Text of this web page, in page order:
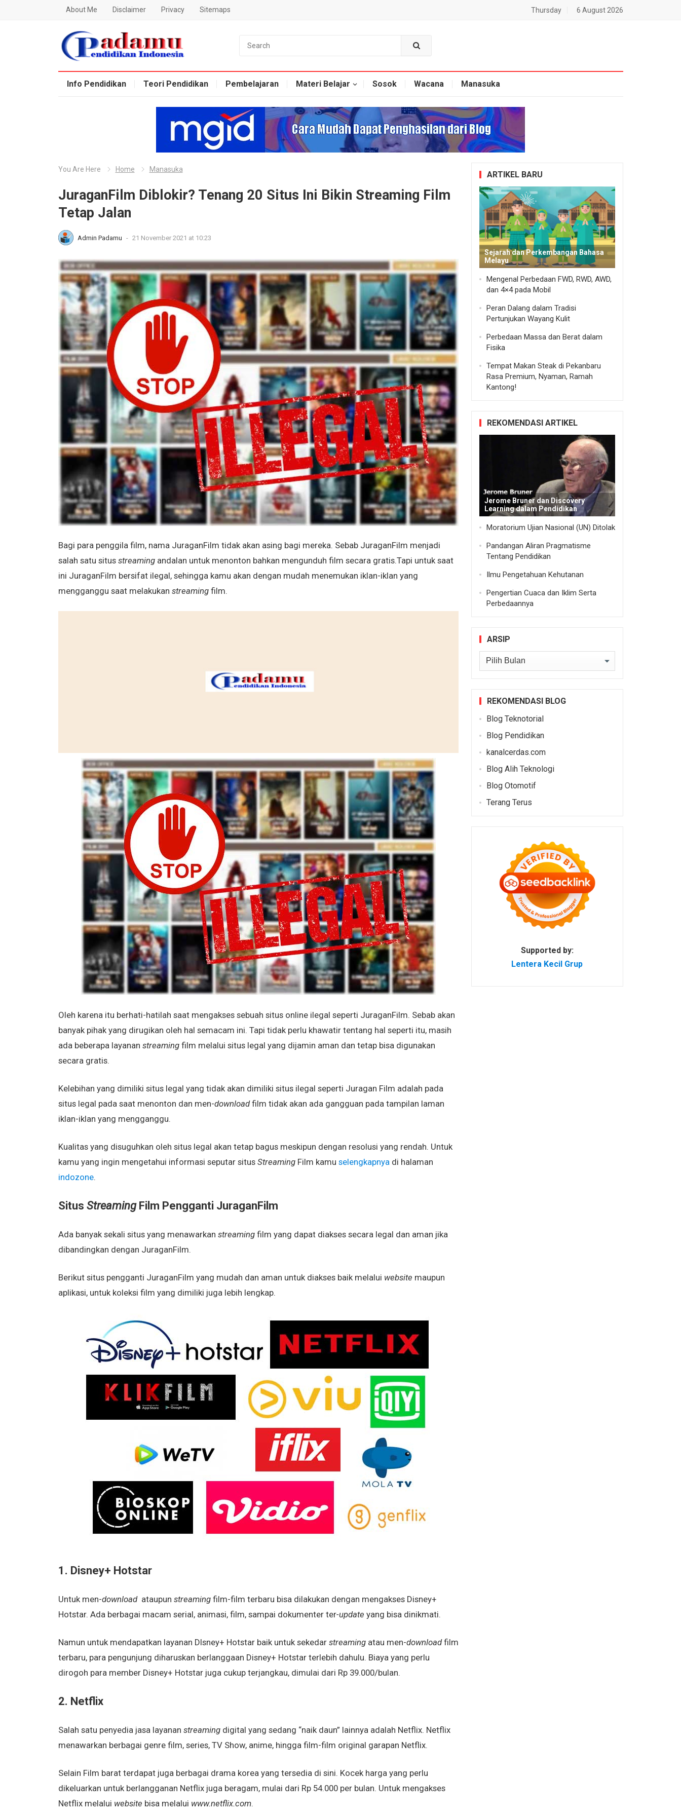
About Me Disclaimer Privacy Sitemaps Thursday 6 August 2026
Blog Padamu
Info Pendidikan
Teori Pendidikan Pembelajaran Materi Belajar Sosok Wacana Manasuka
You Are Here Home Manasuka
JuraganFilm Diblokir? Tenang 20 Situs Ini Bikin Streaming Film
Tetap Jalan
Admin Padamu - 21 November 2021 at 10:23
Bagi para penggila film, nama JuraganFilm tidak akan asing bagi mereka. Sebab JuraganFilm menjadi
salah satu situs streaming andalan untuk menonton bahkan mengunduh film secara gratis.Tapi untuk saat
ini JuraganFilm bersifat ilegal, sehingga kamu akan dengan mudah menemukan iklan-iklan yang
mengganggu saat melakukan streaming film.
Oleh karena itu berhati-hatilah saat mengakses sebuah situs online ilegal seperti JuraganFilm. Sebab akan
banyak pihak yang dirugikan oleh hal semacam ini. Tapi tidak perlu khawatir tentang hal seperti itu, masih
ada beberapa layanan streaming film melalui situs legal yang dijamin aman dan tetap bisa digunakan
secara gratis.
Kelebihan yang dimiliki situs legal yang tidak akan dimiliki situs ilegal seperti Juragan Film adalah pada
situs legal pada saat menonton dan men-downloadfilm tidak akan ada gangguan pada tampilan laman
iklan-iklan yang mengganggu.
Kualitas yang disuguhkan oleh situs legal akan tetap bagus meskipun dengan resolusi yang rendah. Untuk
kamu yang ingin mengetahui informasi seputar situs StreamingFilm kamu selengkapnyadi halaman
indozone.
Situs StreamingFilm Pengganti JuraganFilm
Ada banyak sekali situs yang menawarkan streaming film yang dapat diakses secara legal dan aman jika
dibandingkan dengan JuraganFilm.
Berikut situs pengganti JuraganFilm yang mudah dan aman untuk diakses baik melalui website maupun
aplikasi, untuk koleksi film yang dimiliki juga lebih lengkap.
1. Disney+ Hotstar
Untuk men-downloadataupun streaming film-film terbaru bisa dilakukan dengan mengakses Disney+
Hotstar. Ada berbagai macam serial, animasi, film, sampai dokumenter ter-update yang bisa dinikmati.
Namun untuk mendapatkan layanan DIsney+ Hotstar baik untuk sekedar streaming atau men-downloadfilm
terbaru, para pengunjung diharuskan berlanggaan Disney+ Hotstar terlebih dahulu. Biaya yang perlu
dirogoh para member Disney+ Hotstar juga cukup terjangkau, dimulai dari Rp 39.000/bulan.
2. Netflix
Salah satu penyedia jasa layanan streaming digital yang sedang “naik daun” lainnya adalah Netflix. Netflix
menawarkan berbagai genre film, series, TV Show, anime, hingga film-film original garapan Netflix.
Selain Film barat terdapat juga berbagai drama korea yang tersedia di sini. Kocek harga yang perlu
dikeluarkan untuk berlangganan Netflix juga beragam, mulai dari Rp 54.000 per bulan. Untuk mengakses
Netflix melalui website bisa melalui www.netflix.com.
ARTIKEL BARU
Sejarah dan Perkembangan Bahasa
Melayu
Mengenal Perbedaan FWD, RWD, AWD,
dan 4×4 pada Mobil
Peran Dalang dalam Tradisi
Pertunjukan Wayang Kulit
Perbedaan Massa dan Berat dalam
Fisika
Tempat Makan Steak di Pekanbaru
Rasa Premium, Nyaman, Ramah
Kantong!
REKOMENDASI ARTIKEL
Jerome Bruner dan Discovery
Learning dalam Pendidikan
Moratorium Ujian Nasional (UN) Ditolak
Pandangan Aliran Pragmatisme
Tentang Pendidikan
Ilmu Pengetahuan Kehutanan
Pengertian Cuaca dan Iklim Serta
Perbedaannya
ARSIP
Arsip
REKOMENDASI BLOG
Blog Teknotorial
Blog Pendidikan
kanalcerdas.com
Blog Alih Teknologi
Blog Otomotif
Terang Terus
Supported by:
Lentera Kecil Grup